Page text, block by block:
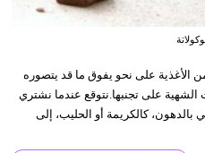
الأغذية على نحو يفوق ما قد يتصوره
على تجنبها.نتوقع عندما نشتري
بالدهون، كالكريمة أو الحليب، إلى